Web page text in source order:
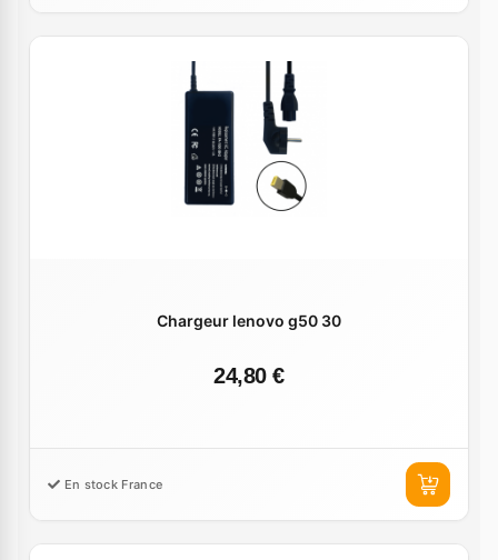
Chargeur lenovo g50 30
24,80 €
En stock France